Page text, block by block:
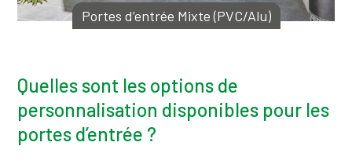
Portes d’entrée Mixte (PVC/Alu)
Quelles sont les options de
personnalisation disponibles pour les
portes d’entrée ?